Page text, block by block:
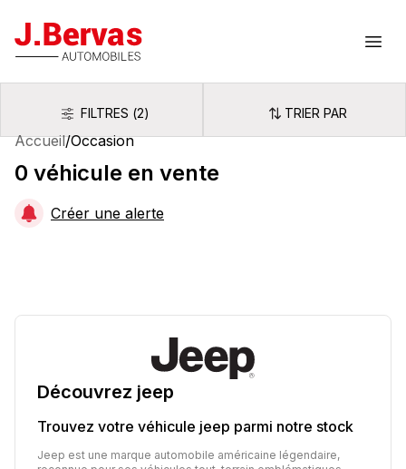
J.Bervas
FiltresFILTRES (2) Trier par
TRIER PAR
Accueil/Occasion
0 véhicule en vente
Créer une alerte
Découvrez jeep
Trouvez votre véhicule jeep parmi notre stock
Jeep est une marque automobile américaine légendaire,